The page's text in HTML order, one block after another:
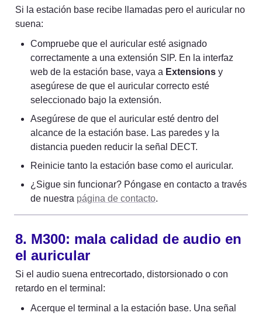
Si la estación base recibe llamadas pero el auricular no
suena:
Compruebe que el auricular esté asignado
correctamente a una extensión SIP. En la interfaz
web de la estación base, vaya a Extensions y
asegúrese de que el auricular correcto esté
seleccionado bajo la extensión.
Asegúrese de que el auricular esté dentro del
alcance de la estación base. Las paredes y la
distancia pueden reducir la señal DECT.
Reinicie tanto la estación base como el auricular.
¿Sigue sin funcionar? Póngase en contacto a través
de nuestra página de contacto.
8. M300: mala calidad de audio en
el auricular
Si el audio suena entrecortado, distorsionado o con
retardo en el terminal:
Acerque el terminal a la estación base. Una señal